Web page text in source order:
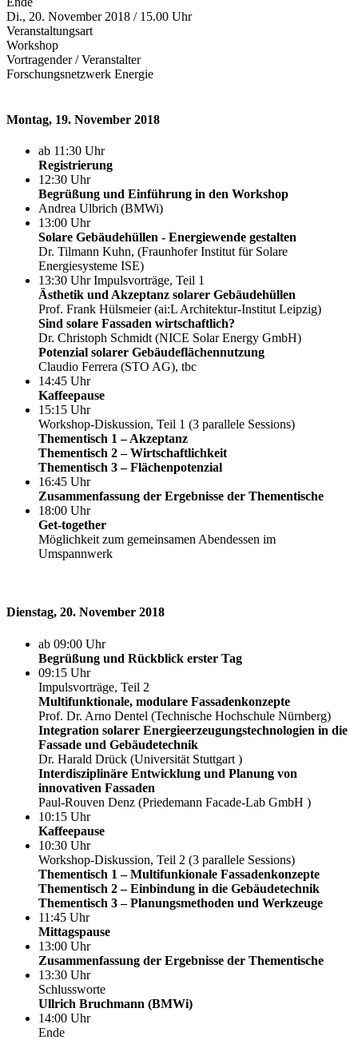
Di., 20. November 2018 / 15.00 Uhr
Veranstaltungsart
Workshop
Vortragender / Veranstalter
Forschungsnetzwerk Energie
Montag, 19. November 2018
ab 11:30 Uhr
Registrierung
12:30 Uhr
Begrüßung und Einführung in den Workshop
Andrea Ulbrich (BMWi)
13:00 Uhr
Solare Gebäudehüllen - Energiewende gestalten
Dr. Tilmann Kuhn, (Fraunhofer Institut für Solare
Energiesysteme ISE)
13:30 Uhr Impulsvorträge, Teil 1
Ästhetik und Akzeptanz solarer Gebäudehüllen
Prof. Frank Hülsmeier (ai:L Architektur-Institut Leipzig)
Sind solare Fassaden wirtschaftlich?
Dr. Christoph Schmidt (NICE Solar Energy GmbH)
Potenzial solarer Gebäudeflächennutzung
Claudio Ferrera (STO AG), tbc
14:45 Uhr
Kaffeepause
15:15 Uhr
Workshop-Diskussion, Teil 1 (3 parallele Sessions)
Thementisch 1 – Akzeptanz
Thementisch 2 – Wirtschaftlichkeit
Thementisch 3 – Flächenpotenzial
16:45 Uhr
Zusammenfassung der Ergebnisse der Thementische
18:00 Uhr
Get-together
Möglichkeit zum gemeinsamen Abendessen im
Umspannwerk
Dienstag, 20. November 2018
ab 09:00 Uhr
Begrüßung und Rückblick erster Tag
09:15 Uhr
Impulsvorträge, Teil 2
Multifunktionale, modulare Fassadenkonzepte
Prof. Dr. Arno Dentel (Technische Hochschule Nürnberg)
Integration solarer Energieerzeugungstechnologien in die
Fassade und Gebäudetechnik
Dr. Harald Drück (Universität Stuttgart )
Interdisziplinäre Entwicklung und Planung von
innovativen Fassaden
Paul-Rouven Denz (Priedemann Facade-Lab GmbH )
10:15 Uhr
Kaffeepause
10:30 Uhr
Workshop-Diskussion, Teil 2 (3 parallele Sessions)
Thementisch 1 – Multifunkionale Fassadenkonzepte
Thementisch 2 – Einbindung in die Gebäudetechnik
Thementisch 3 – Planungsmethoden und Werkzeuge
11:45 Uhr
Mittagspause
13:00 Uhr
Zusammenfassung der Ergebnisse der Thementische
13:30 Uhr
Schlussworte
Ullrich Bruchmann (BMWi)
14:00 Uhr
Ende